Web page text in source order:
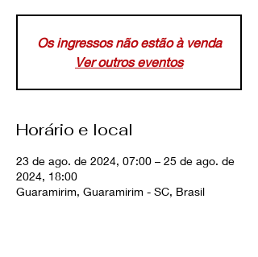
Os ingressos não estão à venda
Ver outros eventos
Horário e local
23 de ago. de 2024, 07:00 – 25 de ago. de
2024, 18:00
Guaramirim, Guaramirim - SC, Brasil